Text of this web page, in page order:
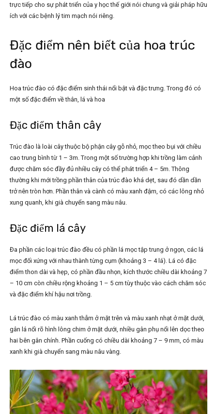
trực tiếp cho sự phát triển của y học thế giới nói chung và giải pháp hữu
ích với các bệnh lý tim mạch nói riêng.
Đặc điểm nên biết của hoa trúc
đào
Hoa trúc đào có đặc điểm sinh thái nổi bật và đặc trưng. Trong đó có
một số đặc điểm về thân, lá và hoa
Đặc điểm thân cây
Trúc đào là loài cây thuộc bộ phận cây gỗ nhỏ, mọc theo bụi với chiều
cao trung bình từ 1 – 3m. Trong một số trường hợp khi trồng làm cảnh
được chăm sóc đầy đủ nhiều cây có thể phát triển 4 – 5m. Thông
thường khi mới trồng phần thân của trúc đào khá dẹt, sau đó dần dần
trở nên tròn hơn. Phần thân và cành có màu xanh đậm, có các lông nhỏ
xung quanh, khi già chuyển sang màu nâu.
Đặc điểm lá cây
Đa phần các loại trúc đào đều có phần lá mọc tập trung ở ngọn, các lá
mọc đối xứng với nhau thành từng cụm (khoảng 3 – 4 lá). Lá có đặc
điểm thon dài và hẹp, có phần đầu nhọn, kích thước chiều dài khoảng 7
– 10 cm còn chiều rộng khoảng 1 – 5 cm tùy thuộc vào cách chăm sóc
và đặc điểm khí hậu nơi trồng.
Lá trúc đào có màu xanh thẫm ở mặt trên và màu xanh nhạt ở mặt dưới,
gân lá nổi rõ hình lông chim ở mặt dưới, nhiều gân phụ nổi lên dọc theo
hai bên gân chính. Phần cuống có chiều dài khoảng 7 – 9 mm, có màu
xanh khi già chuyển sang màu nâu vàng.